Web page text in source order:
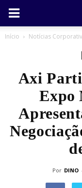
Início Notícias
Axi
Expo
Por DINO